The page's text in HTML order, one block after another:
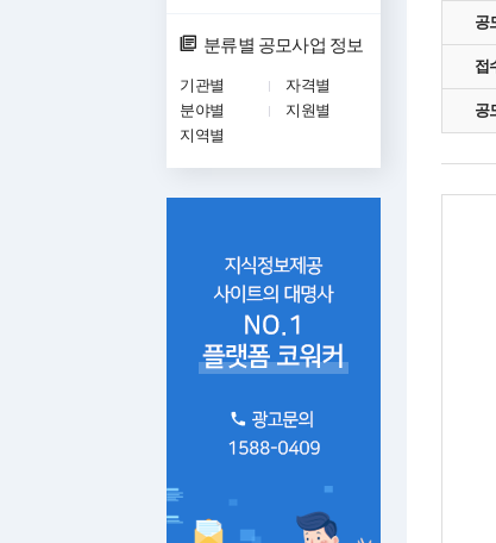
분류별 공모사업 정보
기관별
자격별
분야별
지원별
지역별
공
접
공